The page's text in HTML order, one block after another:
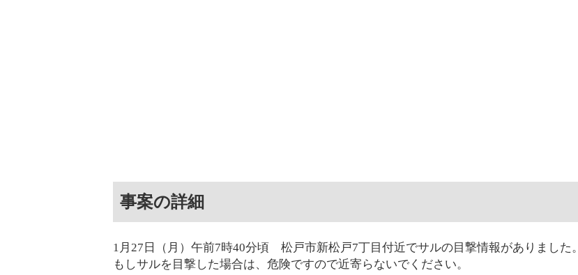
事案の詳細
1月27日（月）午前7時40分頃 松戸市新松戸7丁目付近でサルの目撃情報がありました。
もしサルを目撃した場合は、危険ですので近寄らないでください。